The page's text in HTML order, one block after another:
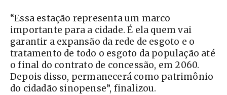
“Essa estação representa um marco
importante para a cidade. É ela quem vai
garantir a expansão da rede de esgoto e o
tratamento de todo o esgoto da população até
o final do contrato de concessão, em 2060.
Depois disso, permanecerá como patrimônio
do cidadão sinopense”, finalizou.